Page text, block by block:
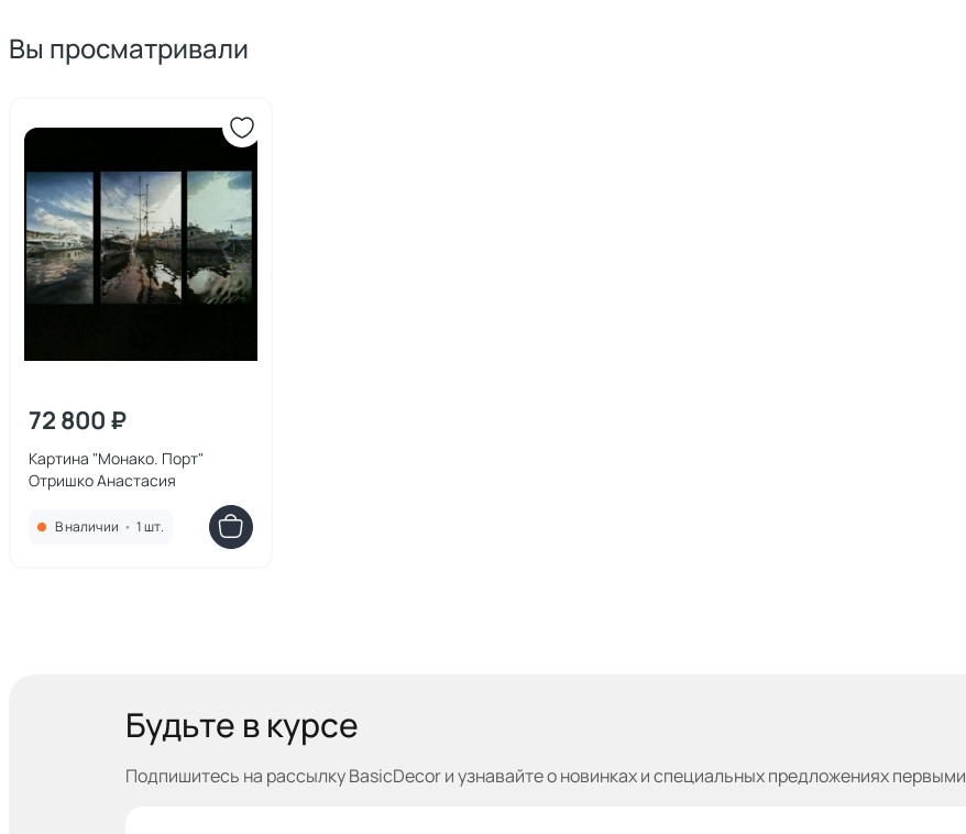
Вы просматривали
72 800 ₽
Картина "Монако. Порт"
Отришко Анастасия
В наличии • 1 шт.
Будьте в курсе
Подпишитесь на рассылку BasicDecor и узнавайтео новинках и специальных предложениях первыми